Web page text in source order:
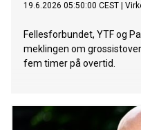
19.6.2026 05:50:00 CEST
Fellesforbundet, YTF og
meklingen om
fem timer på overtid.